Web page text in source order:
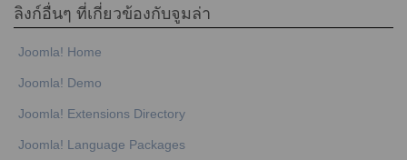
ลิงก์อื่นๆ ที่เกี่ยวข้องกับจูมล่า
Joomla! Home
Joomla! Demo
Joomla! Extensions Directory
Joomla! Language Packages